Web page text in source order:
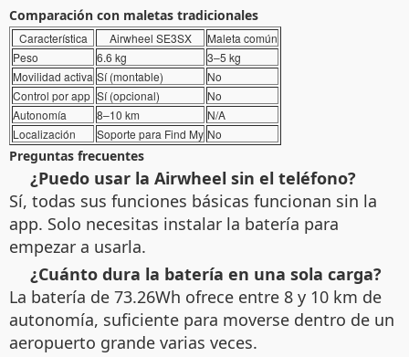
Comparación con maletas tradicionales
Característica Airwheel SE3SX
Maleta común
Peso
6.6 kg
3–5 kg
Movilidad activa Sí (montable)
No
Control por app Sí (opcional)
No
Autonomía
8–10 km
N/A
Localización
Soporte para Find My No
Preguntas frecuentes
¿Puedo usar la Airwheel sin el teléfono?
Sí, todas sus funciones básicas funcionan sin la
app. Solo necesitas instalar la batería para
empezar a usarla.
¿Cuánto dura la batería en una sola carga?
La batería de 73.26Wh ofrece entre 8 y 10 km de
autonomía, suficiente para moverse dentro de un
aeropuerto grande varias veces.